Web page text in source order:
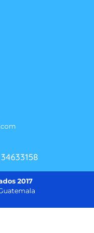
2017